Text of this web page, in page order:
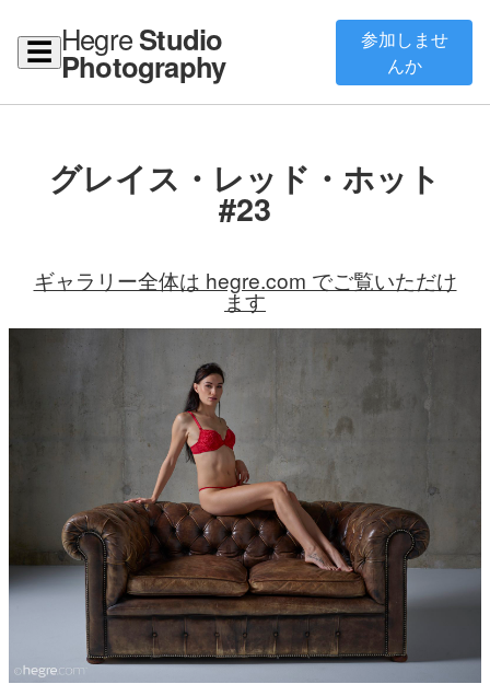
☰ HegreStudio
Photography
参加しませ
んか
グレイス・レッド・ホット
#23
ギャラリー全体は hegre.com でご覧いただけ
ます